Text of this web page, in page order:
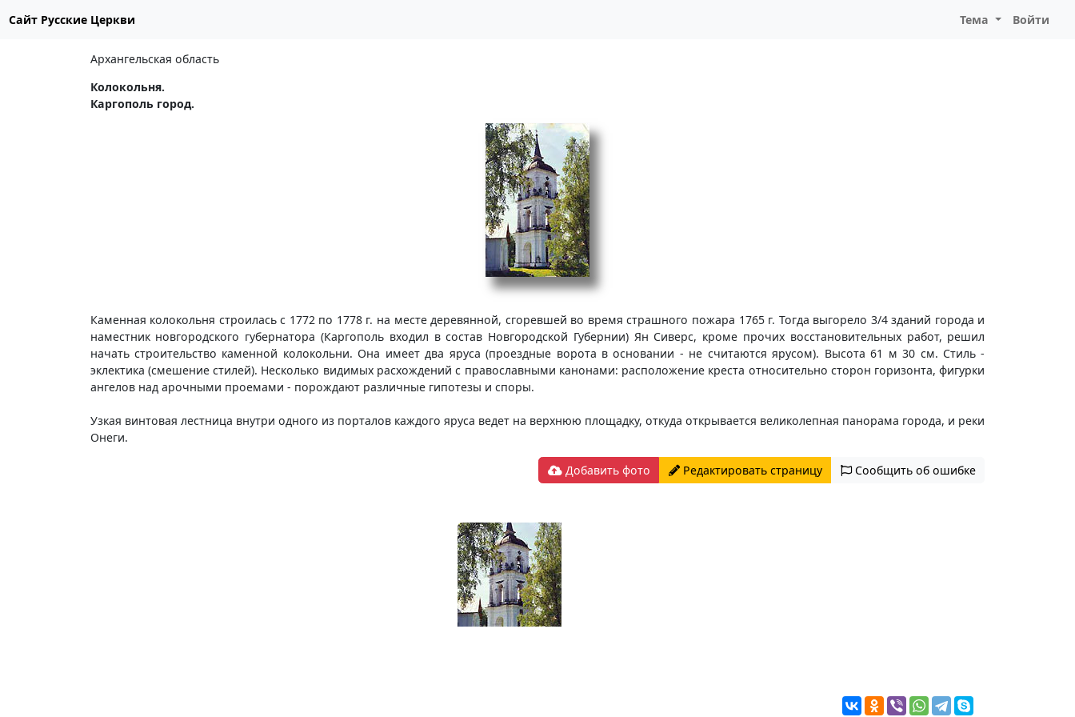
Сайт Русские Церкви Тема Войти
Архангельская область
Колокольня.
Каргополь город.
Каменная колокольня строилась с 1772 по 1778 г. на месте деревянной, сгоревшей во время страшного пожара 1765 г. Тогда выгорело 3/4 зданий города и
наместник новгородского губернатора (Каргополь входил в состав Новгородской Губернии) Ян Сиверс, кроме прочих восстановительных работ, решил
начать строительство каменной колокольни. Она имеет два яруса (проездные ворота в основании - не считаются ярусом). Высота 61 м 30 см. Стиль -
эклектика (смешение стилей). Несколько видимых расхождений с православными канонами: расположение креста относительно сторон горизонта, фигурки
ангелов над арочными проемами - порождают различные гипотезы и споры.
Узкая винтовая лестница внутри одного из порталов каждого яруса ведет на верхнюю площадку, откуда открывается великолепная панорама города, и реки
Онеги.
Добавить фото Редактировать страницу Сообщить об ошибке